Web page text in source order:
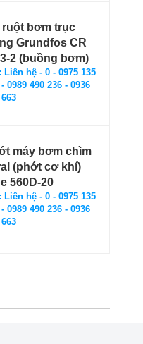
ruột bơm trục
Grundfos CR
2 (buồng bơm)
Liên hệ - 0 - 0975 135
0989 490 236 - 0936
máy bơm chìm
(phớt cơ khí)
560D-20
Liên hệ - 0 - 0975 135
0989 490 236 - 0936